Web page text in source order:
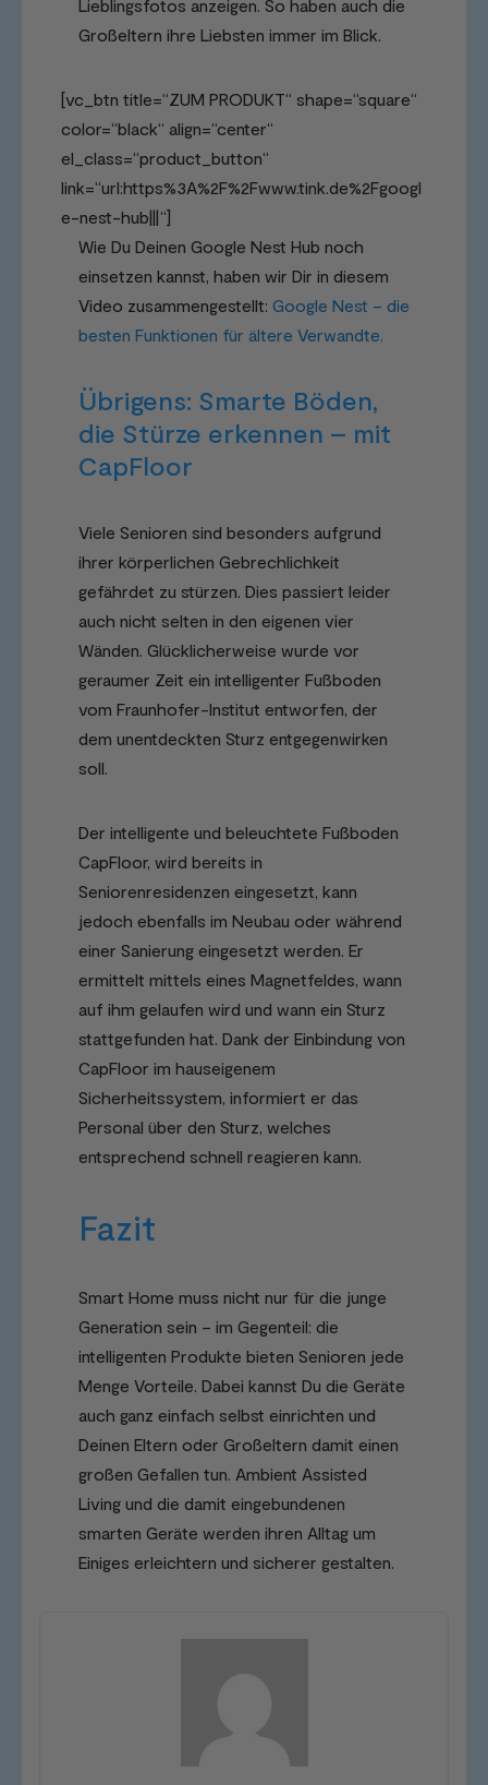
Lieblingsfotos anzeigen. So haben auch die
Großeltern ihre Liebsten immer im Blick.
[vc_btn title=“ZUM PRODUKT“ shape=“square“
color=“black“ align=“center“
el_class=“product_button“
link=“url:https%3A%2F%2Fwww.tink.de%2Fgoogl
e-nest-hub|||“]
Wie Du Deinen Google Nest Hub noch
einsetzen kannst, haben wir Dir in diesem
Video zusammengestellt: Google Nest – die
besten Funktionen für ältere Verwandte.
Übrigens: Smarte Böden,
die Stürze erkennen – mit
CapFloor
Viele Senioren sind besonders aufgrund
ihrer körperlichen Gebrechlichkeit
gefährdet zu stürzen. Dies passiert leider
auch nicht selten in den eigenen vier
Wänden. Glücklicherweise wurde vor
geraumer Zeit ein intelligenter Fußboden
vom Fraunhofer-Institut entworfen, der
dem unentdeckten Sturz entgegenwirken
soll.
Der intelligente und beleuchtete Fußboden
CapFloor, wird bereits in
Seniorenresidenzen eingesetzt, kann
jedoch ebenfalls im Neubau oder während
einer Sanierung eingesetzt werden. Er
ermittelt mittels eines Magnetfeldes, wann
auf ihm gelaufen wird und wann ein Sturz
stattgefunden hat. Dank der Einbindung von
CapFloor im hauseigenem
Sicherheitssystem, informiert er das
Personal über den Sturz, welches
entsprechend schnell reagieren kann.
Fazit
Smart Home muss nicht nur für die junge
Generation sein – im Gegenteil: die
intelligenten Produkte bieten Senioren jede
Menge Vorteile. Dabei kannst Du die Geräte
auch ganz einfach selbst einrichten und
Deinen Eltern oder Großeltern damit einen
großen Gefallen tun. Ambient Assisted
Living und die damit eingebundenen
smarten Geräte werden ihren Alltag um
Einiges erleichtern und sicherer gestalten.